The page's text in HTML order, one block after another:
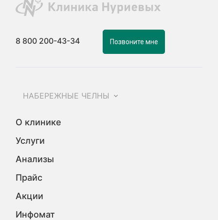
8 800 200-43-34 Позвоните мне
НАБЕРЕЖНЫЕ ЧЕЛНЫ
О клинике
Услуги
Анализы
Прайс
Акции
Инфомат